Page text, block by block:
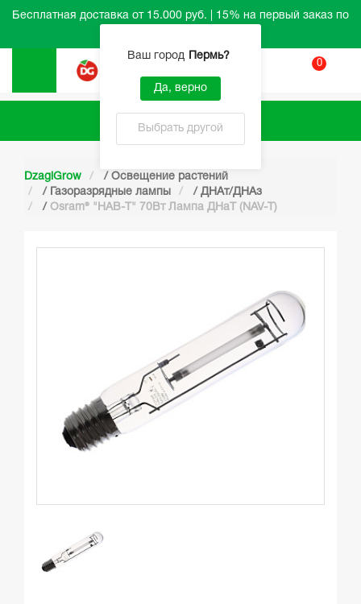
Бесплатная доставка от 15.000 руб. | 15% на первый заказ по
Ваш город Пермь?
Да, верно
Выбрать другой
0
Каталог
DzagiGrow / Освещение растений
/
Газоразрядные лампы / ДНАт/ДНАз
/ Osram® "НАВ-Т" 70Вт Лампа ДНаТ (NAV-T)